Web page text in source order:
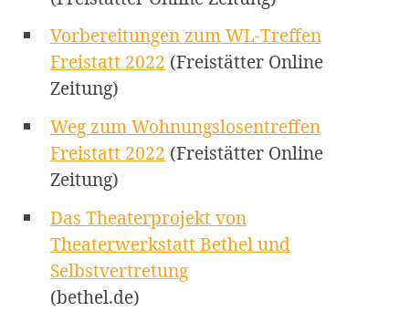
Vorbereitungen zum WL-Treffen
Freistatt 2022 (Freistätter Online
Zeitung)
Weg zum Wohnungslosentreffen
Freistatt 2022 (Freistätter Online
Zeitung)
Das Theaterprojekt von
Theaterwerkstatt Bethel und
Selbstvertretung
(bethel.de)